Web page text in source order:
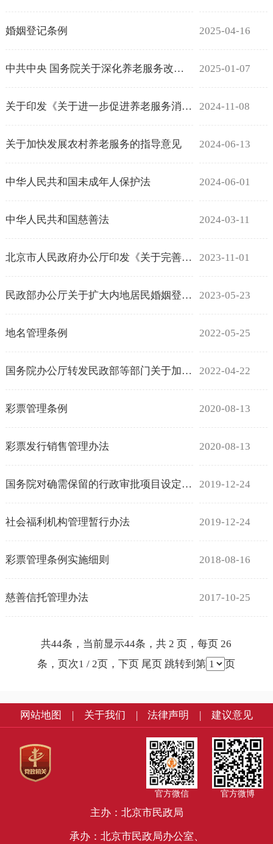
婚姻登记条例 2025-04-16
中共中央 国务院关于深化养老服务改革发展的意见 2025-01-07
关于印发《关于进一步促进养老服务消费 提升老年人生活品质的若干措施》的通知 2024-11-08
关于加快发展农村养老服务的指导意见 2024-06-13
中华人民共和国未成年人保护法 2024-06-01
中华人民共和国慈善法 2024-03-11
北京市人民政府办公厅印发《关于完善北京市养老服务体系的实施意见》的通知 2023-11-01
民政部办公厅关于扩大内地居民婚姻登记“跨省通办”试点的通知 2023-05-23
地名管理条例 2022-05-25
国务院办公厅转发民政部等部门关于加强见义勇为人员权益保护意见的通知 2022-04-22
彩票管理条例 2020-08-13
彩票发行销售管理办法 2020-08-13
国务院对确需保留的行政审批项目设定行政许可的决定 2019-12-24
社会福利机构管理暂行办法 2019-12-24
彩票管理条例实施细则 2018-08-16
慈善信托管理办法 2017-10-25
共44条，当前显示44条，共 2 页，每页 26
条，页次1 / 2页，下页 尾页 跳转到第 页
网站地图 | 关于我们 | 法律声明 | 建议意见
主办：北京市民政局
承办：北京市民政局办公室、
官方微信 官方微博